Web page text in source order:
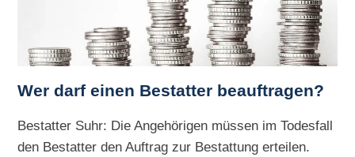
Wer darf einen Bestatter beauftragen?
Bestatter Suhr: Die Angehörigen müssen im Todesfall
den Bestatter den Auftrag zur Bestattung erteilen.